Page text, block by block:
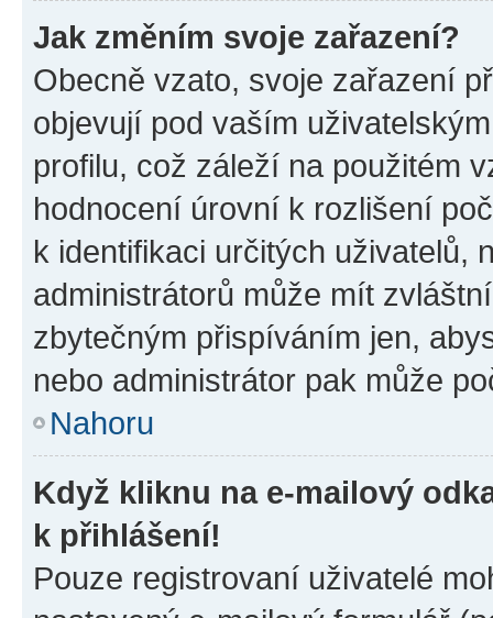
Jak změním svoje zařazení?
Obecně vzato, svoje zařazení
objevují pod vaším
profilu, což záleží na použitém
hodnocení úrovní k rozlišení
k identifikaci určitých uživatelů,
administrátorů může mít
zbytečným přispíváním jen,
nebo administrátor pak může
Nahoru
Když kliknu na e-mailový
k přihlášení!
Pouze registrovaní uživatelé